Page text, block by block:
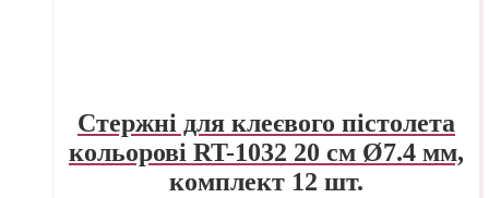
Стержні для клеєвого пістолета
кольорові RT-1032 20 см Ø7.4 мм,
комплект 12 шт.